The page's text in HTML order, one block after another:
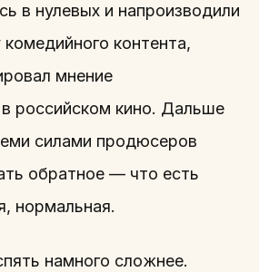
в нулевых и напроизводили
контента,
мнение
российском кино. Дальше
силами продюсеров
обратное — что есть
нормальная.
намного сложнее.